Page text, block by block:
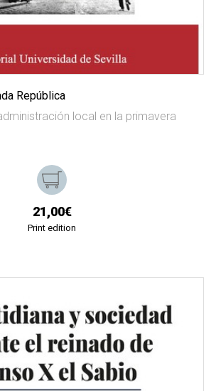
República
local en la primavera
21,00€
Print edition